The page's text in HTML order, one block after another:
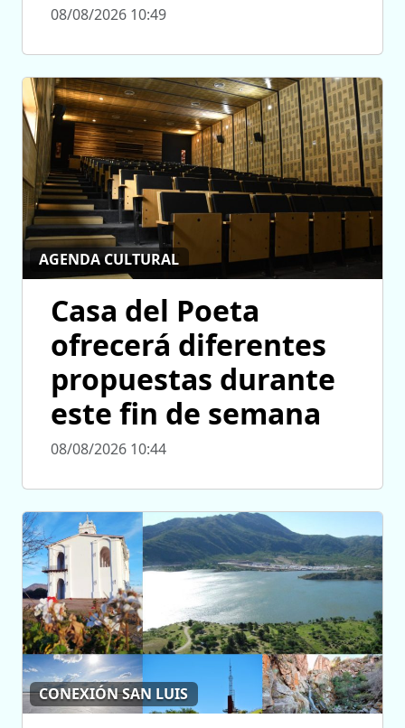
08/08/2026 10:49
AGENDA CULTURAL
Casa del Poeta
ofrecerá diferentes
propuestas durante
este fin de semana
08/08/2026 10:44
CONEXIÓN SAN LUIS